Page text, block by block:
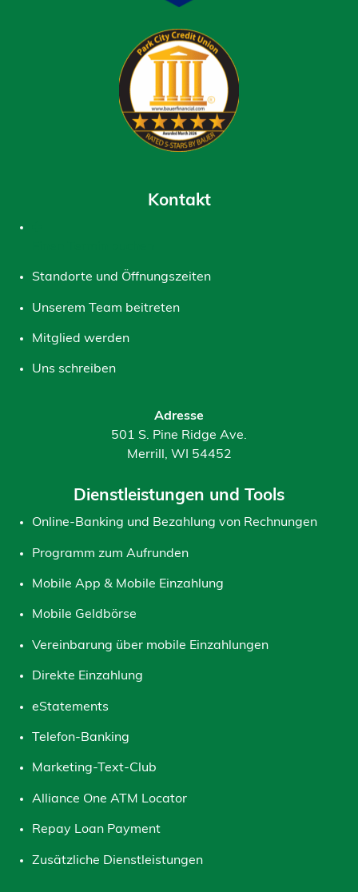
Kontakt
Standorte und Öffnungszeiten
Unserem Team beitreten
Mitglied werden
Uns schreiben
Adresse
501 S. Pine Ridge Ave.
Merrill, WI 54452
Dienstleistungen und Tools
Online-Banking und Bezahlung von Rechnungen
Programm zum Aufrunden
Mobile App & Mobile Einzahlung
Mobile Geldbörse
Vereinbarung über mobile Einzahlungen
Direkte Einzahlung
eStatements
Telefon-Banking
Marketing-Text-Club
Alliance One ATM Locator
Repay Loan Payment
Zusätzliche Dienstleistungen